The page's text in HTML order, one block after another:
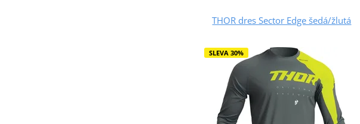
THOR dres Sector Edge šedá/žlutá
SLEVA 30%